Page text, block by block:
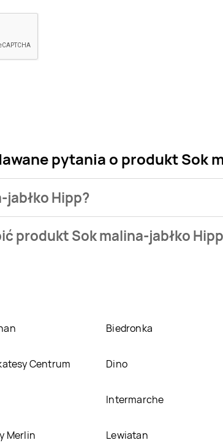
pytania o produkt Sok
jabłko Hipp?
zł.
produkt Sok malina-jabłko
Biedronka
Centrum Dino
Intermarche
Merlin Lewiatan